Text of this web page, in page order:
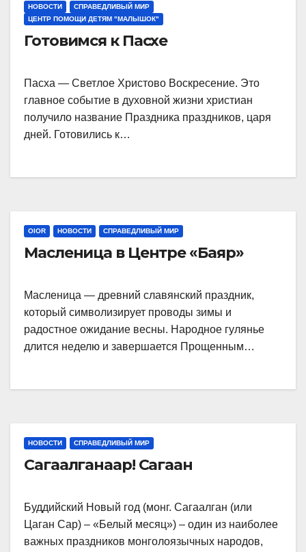
НОВОСТИ
СПРАВЕДЛИВЫЙ МИР
ЦЕНТР ПОМОЩИ ДЕТЯМ "МАЛЫШОК"
Готовимся к Пасхе
Пасха — Светлое Христово Воскресение. Это
главное событие в духовной жизни христиан
получило название Праздника праздников, царя
дней. Готовились к…
OIOR НОВОСТИ СПРАВЕДЛИВЫЙ МИР
Масленица в Центре «Баяр»
Масленица — древний славянский праздник,
который символизирует проводы зимы и
радостное ожидание весны. Народное гулянье
длится неделю и завершается Прощенным…
НОВОСТИ СПРАВЕДЛИВЫЙ МИР
Сагаалганаар! Сагаан
Буддийский Новый год (монг. Сагаалган (или
Цаган Сар) – «Белый месяц») – один из наиболее
важных праздников монголоязычных народов,